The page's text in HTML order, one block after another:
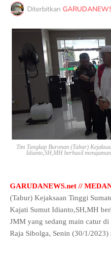
Diterbitkan
Tim Tangkap Buronan (Tabur)
Idianto,SH,MH berhasil
GARUDANEWS.net //
(Tabur) Kejaksaan Tinggi
Kajati Sumut Idianto,SH,MH
JMM yang sedang main catur
Raja Sibolga, Senin (30/1/2023)